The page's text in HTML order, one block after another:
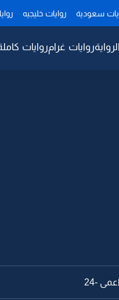
سعودية روايات خليجيه
روايات غرامروايات
-24